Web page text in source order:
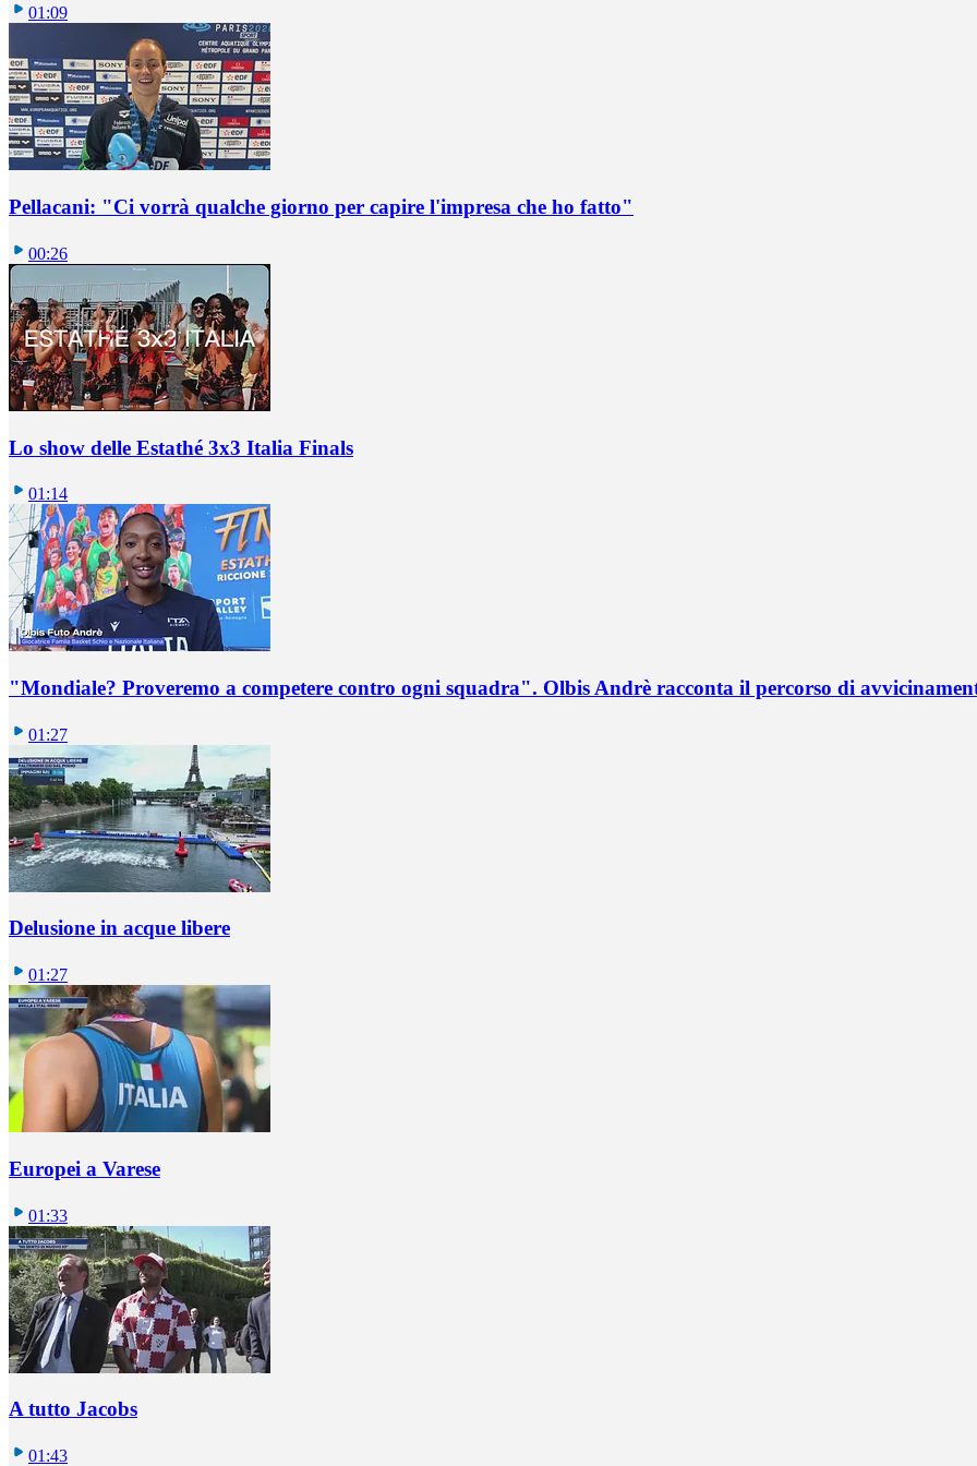
01:09
Pellacani: "Ci vorrà qualche giorno per capire l'impresa che ho fatto"
00:26
Lo show delle Estathé 3x3 Italia Finals
01:14
"Mondiale? Proveremo a competere contro ogni squadra". Olbis Andrè racconta il percorso di
01:27
Delusione in acque libere
01:27
Europei a Varese
01:33
A tutto Jacobs
01:43